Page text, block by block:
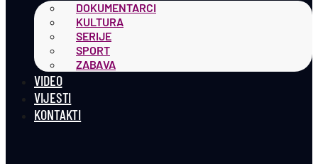
DOKUMENTARCI
KULTURA
SERIJE
SPORT
ZABAVA
VIDEO
VIJESTI
KONTAKTI